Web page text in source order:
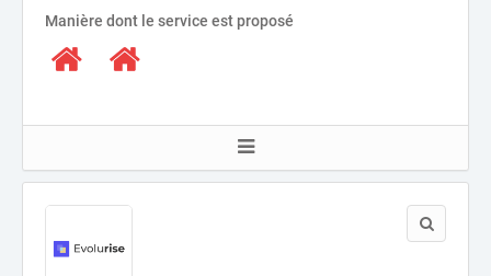
Manière dont le service est proposé